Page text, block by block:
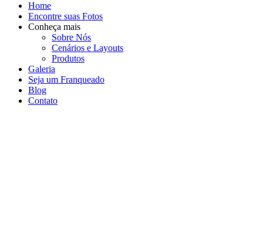
Home
Encontre suas Fotos
Conheça mais
Sobre Nós
Cenários e Layouts
Produtos
Galeria
Seja um Franqueado
Blog
Contato